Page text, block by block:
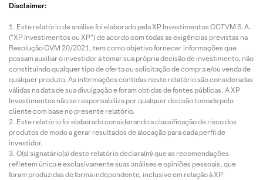
Disclaimer:
Este relatório de análise foi elaborado pela XP Investimentos CCTVM S.A.
(“XP Investimentos ou XP”) de acordo com todas as exigências previstas na
Resolução CVM 20/2021, tem como objetivo fornecer informações que
possam auxiliar o investidor a tomar sua própria decisão de investimento, não
constituindo qualquer tipo de oferta ou solicitação de compra e/ou venda de
qualquer produto. As informações contidas neste relatório são consideradas
válidas na data de sua divulgação e foram obtidas de fontes públicas. A XP
Investimentos não se responsabiliza por qualquer decisão tomada pelo
cliente com base no presente relatório.
Este relatório foi elaborado considerando a classificação de risco dos
produtos de modo a gerar resultados de alocação para cada perfil de
investidor.
O(s) signatário(s) deste relatório declara(m) que as recomendações
refletem única e exclusivamente suas análises e opiniões pessoais, que
foram produzidas de forma independente, inclusive em relação à XP